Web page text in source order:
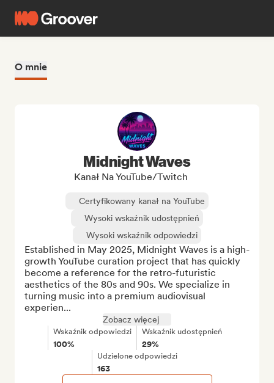
O mnie
Midnight Waves
Kanał Na YouTube/Twitch
Certyfikowany kanał na YouTube
Wysoki wskaźnik udostępnień
Wysoki wskaźnik odpowiedzi
Established in May 2025, Midnight Waves is a high-
growth YouTube curation project that has quickly
become a reference for the retro-futuristic
aesthetics of the 80s and 90s. We specialize in
turning music into a premium audiovisual
experien...
Zobacz więcej
Wskaźnik odpowiedzi
100%
Wskaźnik udostępnień
29%
Udzielone odpowiedzi
163